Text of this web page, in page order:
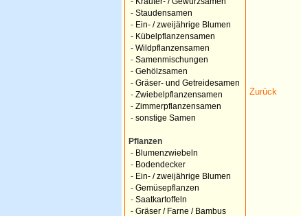
- Staudensamen
- Ein- / zweijährige Blumen
- Kübelpflanzensamen
- Wildpflanzensamen
- Samenmischungen
- Gehölzsamen
- Gräser- und Getreidesamen
- Zwiebelpflanzensamen
- Zimmerpflanzensamen
- sonstige Samen
Pflanzen
- Blumenzwiebeln
- Bodendecker
- Ein- / zweijährige Blumen
- Gemüsepflanzen
- Saatkartoffeln
- Gräser / Farne / Bambus
Zurück